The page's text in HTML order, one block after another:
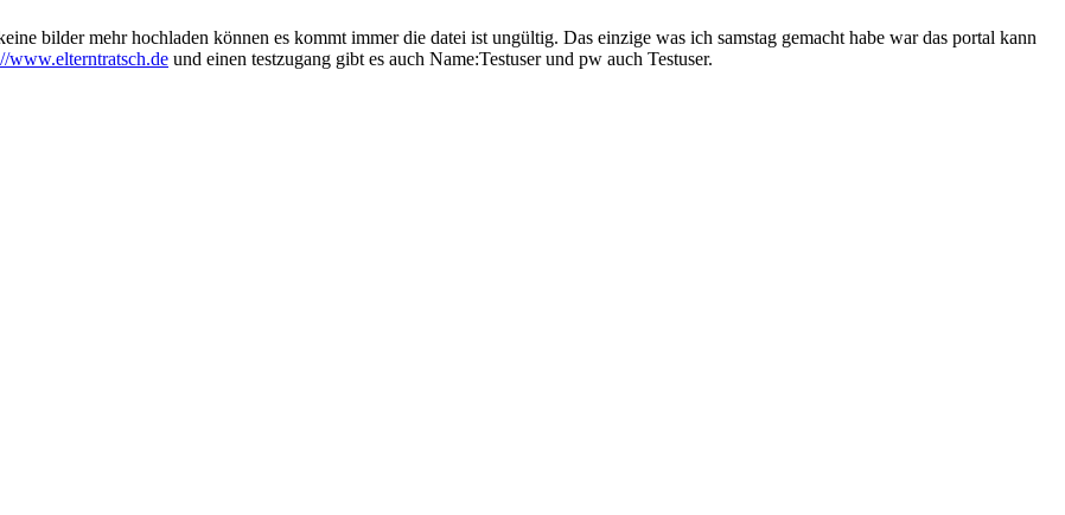
bilder mehr hochladen können es kommt immer die datei ist ungültig. Das einzige was ich samstag gemacht habe war das portal kann
www.elterntratsch.de und einen testzugang gibt es auch Name:Testuser und pw auch Testuser.